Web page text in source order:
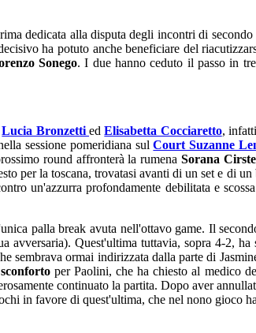
dedicata alla disputa degli incontri di
ha potuto anche beneficiare del
Sonego. I due hanno ceduto il passo in
Lucia BronzettiedElisabetta Cocciaretto,
sessione pomeridiana sulCourt Suzanne
round affronterà la rumena Sorana
per la toscana, trovatasi avanti di un set e di
un'azzurra profondamente debilitata e
palla break avuta nell'ottavo game. Il
Quest'ultima tuttavia, sopra 4-2,
sembrava ormai indirizzata dalla parte di
per Paolini, che ha chiesto al medico
continuato la partita. Dopo aver
in favore di quest'ultima, che nel nono gioco